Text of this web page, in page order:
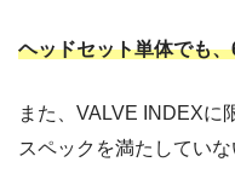
ヘッドセット単体でも
また、VALVE INDEXに
スペックを満たしてい